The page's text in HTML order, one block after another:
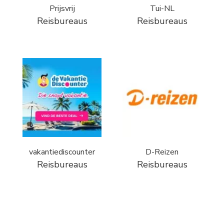
Prijsvrij
Reisbureaus
Tui-NL
Reisbureaus
vakantiediscounter
Reisbureaus
D-Reizen
Reisbureaus